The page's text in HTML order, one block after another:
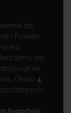
do
i Powiatu
jest
się
na
Około 4
tygodniu